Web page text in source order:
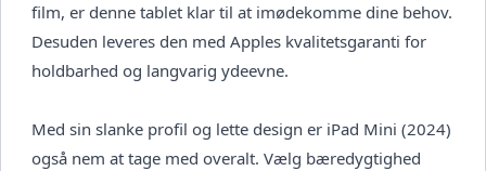
film, er denne tablet klar til at imødekomme dine behov.
Desuden leveres den med Apples kvalitetsgaranti for
holdbarhed og langvarig ydeevne.
Med sin slanke profil og lette design er iPad Mini (2024)
også nem at tage med overalt. Vælg bæredygtighed